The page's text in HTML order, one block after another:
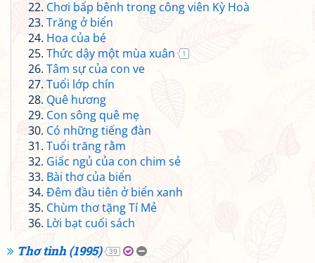
Chơi bấp bênh trong công viên Kỳ Hoà
Trăng ở biển
Hoa của bé
Thức dậy một mùa xuân
1
Tâm sự của con ve
Tuổi lớp chín
Quê hương
Con sông quê mẹ
Có những tiếng đàn
Tuổi trăng rằm
Giấc ngủ của con chim sẻ
Bài thơ của biển
Đêm đầu tiên ở biển xanh
Chùm thơ tặng Tí Mẻ
Lời bạt cuối sách
Thơ tình (1995) 39